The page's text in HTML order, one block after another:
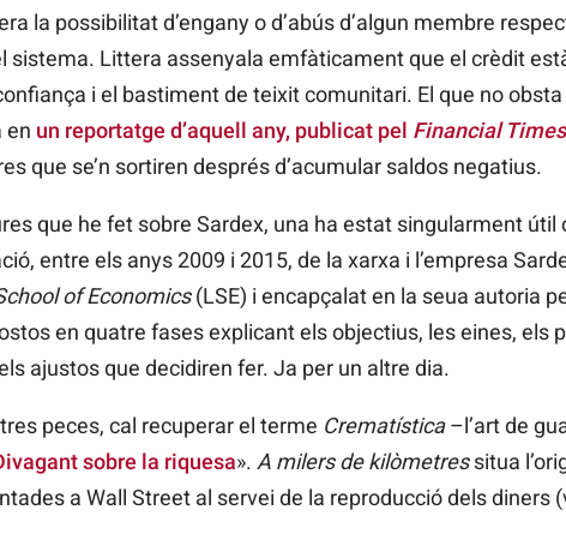
la possibilitat d’engany o d’abús d’algun membre
sistema. Littera assenyala emfàticament que el crèdit
i el bastiment de teixit comunitari. El que no
en un reportatge d’aquell any, publicat pel Financial Times
que se’n sortiren després d’acumular saldos negatius.
que he fet sobre Sardex, una ha estat singularment útil
entre els anys 2009 i 2015, de la xarxa i l’empresa
of Economics(LSE) i encapçalat en la seua autoria
en quatre fases explicant els objectius, les eines, els
ajustos que decidiren fer. Ja per un altre dia.
peces, cal recuperar el terme Crematística–l’art de
sobre la riquesa». A milers de kilòmetressitua
a Wall Street al servei de la reproducció dels diners